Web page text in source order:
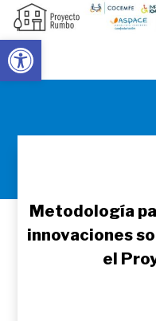
Abrir barra de herramientas
Metodología
innovaciones
el